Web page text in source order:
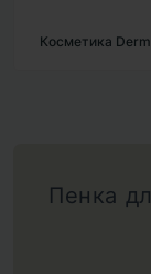
Косметика la
Пенка